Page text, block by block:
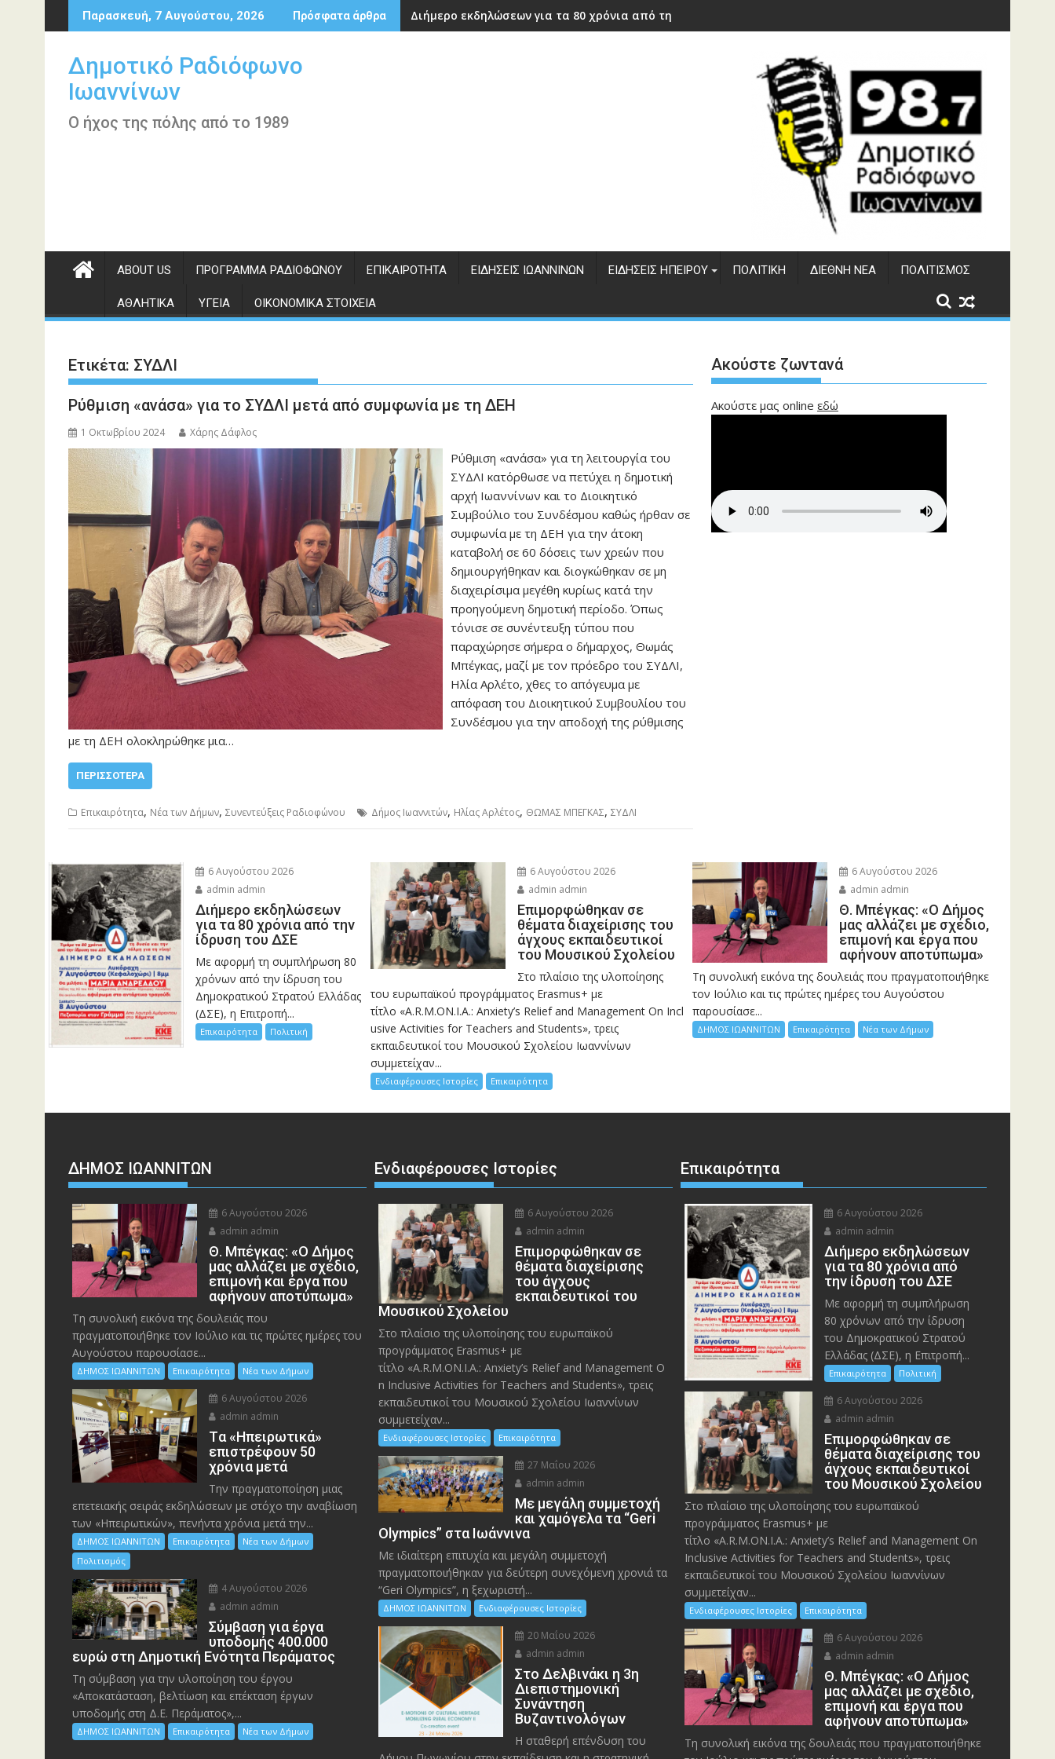
Περάστε
στο
Παρασκευή, 7 Αυγούστου, 2026 Πρόσφατα άρθρα Διήμερο εκδηλώσεων για τα 80 χρόνια από την ίδρυση του ΔΣΕ
Δημοτικό Ραδιόφωνο
Ιωαννίνων
Ο ήχος της πόλης από το 1989
ABOUT US ΠΡΌΓΡΑΜΜΑ ΡΑΔΙΟΦΏΝΟΥ ΕΠΙΚΑΙΡΌΤΗΤΑ ΕΙΔΉΣΕΙΣ ΙΩΑΝΝΊΝΩΝ ΕΙΔΉΣΕΙΣ ΗΠΕΊΡΟΥ ΠΟΛΙΤΙΚΉ ΔΙΕΘΝΉ ΝΈΑ ΠΟΛΙΤΙΣΜΌΣ
ΑΘΛΗΤΙΚΆ ΥΓΕΊΑ ΟΙΚΟΝΟΜΙΚΆ ΣΤΟΙΧΕΊΑ
Ετικέτα: ΣΥΔΛΙ
Ρύθμιση «ανάσα» για το ΣΥΔΛΙ μετά από συμφωνία με τη ΔΕΗ
1 Οκτωβρίου 2024 Χάρης Δάφλος
Ρύθμιση «ανάσα» για τη λειτουργία του
ΣΥΔΛΙ κατόρθωσε να πετύχει η δημοτική
αρχή Ιωαννίνων και το Διοικητικό
Συμβούλιο του Συνδέσμου καθώς ήρθαν σε
συμφωνία με τη ΔΕΗ για την άτοκη
καταβολή σε 60 δόσεις των χρεών που
δημιουργήθηκαν και διογκώθηκαν σε μη
διαχειρίσιμα μεγέθη κυρίως κατά την
προηγούμενη δημοτική περίοδο. Όπως
τόνισε σε συνέντευξη τύπου που
παραχώρησε σήμερα ο δήμαρχος, Θωμάς
Μπέγκας, μαζί με τον πρόεδρο του ΣΥΔΛΙ,
Ηλία Αρλέτο, χθες το απόγευμα με
απόφαση του Διοικητικού Συμβουλίου του
Συνδέσμου για την αποδοχή της ρύθμισης
με τη ΔΕΗ ολοκληρώθηκε μια…
ΠΕΡΙΣΣΌΤΕΡΑ
Επικαιρότητα, Νέα των Δήμων, Συνεντεύξεις Ραδιοφώνου Δήμος Ιωαννιτών, Ηλίας Αρλέτος, ΘΩΜΑΣ ΜΠΕΓΚΑΣ, ΣΥΔΛΙ
Ακούστε ζωντανά
Ακούστε μας online εδώ
6 Αυγούστου 2026
admin admin
Διήμερο εκδηλώσεων
για τα 80 χρόνια από την
ίδρυση του ΔΣΕ
Με αφορμή τη συμπλήρωση 80
χρόνων από την ίδρυση του
Δημοκρατικού Στρατού Ελλάδας
(ΔΣΕ), η Επιτροπή...
Επικαιρότητα Πολιτική
6 Αυγούστου 2026
admin admin
Eπιμορφώθηκαν σε
θέματα διαχείρισης του
άγχους εκπαιδευτικοί
του Μουσικού Σχολείου
Στο πλαίσιο της υλοποίησης
του ευρωπαϊκού προγράμματος Erasmus+ με
τίτλο «A.R.M.ON.I.A.: Anxiety’s Relief and Management On Incl
usive Activities for Teachers and Students», τρεις
εκπαιδευτικοί του Μουσικού Σχολείου Ιωαννίνων
συμμετείχαν...
Ενδιαφέρουσες Ιστορίες Επικαιρότητα
6 Αυγούστου 2026
admin admin
Θ. Μπέγκας: «Ο Δήμος
μας αλλάζει με σχέδιο,
επιμονή και έργα που
αφήνουν αποτύπωμα»
Τη συνολική εικόνα της δουλειάς που πραγματοποιήθηκε
τον Ιούλιο και τις πρώτες ημέρες του Αυγούστου
παρουσίασε...
ΔΗΜΟΣ ΙΩΑΝΝΙΤΩΝ Επικαιρότητα Νέα των Δήμων
ΔΗΜΟΣ ΙΩΑΝΝΙΤΩΝ
6 Αυγούστου 2026
admin admin
Θ. Μπέγκας: «Ο Δήμος
μας αλλάζει με σχέδιο,
επιμονή και έργα που
αφήνουν αποτύπωμα»
Τη συνολική εικόνα της δουλειάς που
πραγματοποιήθηκε τον Ιούλιο και τις πρώτες ημέρες του
Αυγούστου παρουσίασε...
ΔΗΜΟΣ ΙΩΑΝΝΙΤΩΝ Επικαιρότητα Νέα των Δήμων
6 Αυγούστου 2026
admin admin
Tα «Ηπειρωτικά»
επιστρέφουν 50
χρόνια μετά
Την πραγματοποίηση μιας
επετειακής σειράς εκδηλώσεων με στόχο την αναβίωση
των «Ηπειρωτικών», πενήντα χρόνια μετά την...
ΔΗΜΟΣ ΙΩΑΝΝΙΤΩΝ Επικαιρότητα
Νέα των Δήμων
Πολιτισμός
4 Αυγούστου 2026
admin admin
Σύμβαση για έργα
υποδομής 400.000
ευρώ στη Δημοτική Ενότητα Περάματος
Τη σύμβαση για την υλοποίηση του έργου
«Αποκατάσταση, βελτίωση και επέκταση έργων
υποδομής στη Δ.Ε. Περάματος»,...
ΔΗΜΟΣ ΙΩΑΝΝΙΤΩΝ Επικαιρότητα Νέα των Δήμων
Ενδιαφέρουσες Ιστορίες
6 Αυγούστου 2026
admin admin
Eπιμορφώθηκαν σε
θέματα διαχείρισης
του άγχους
εκπαιδευτικοί του
Μουσικού Σχολείου
Στο πλαίσιο της υλοποίησης του ευρωπαϊκού
προγράμματος Erasmus+ με
τίτλο «A.R.M.ON.I.A.: Anxiety’s Relief and Management O
n Inclusive Activities for Teachers and Students», τρεις
εκπαιδευτικοί του Μουσικού Σχολείου Ιωαννίνων
συμμετείχαν...
Ενδιαφέρουσες Ιστορίες Επικαιρότητα
27 Μαΐου 2026
admin admin
Με μεγάλη συμμετοχή
και χαμόγελα τα “Geri
Olympics” στα Ιωάννινα
Με ιδιαίτερη επιτυχία και μεγάλη συμμετοχή
πραγματοποιήθηκαν για δεύτερη συνεχόμενη χρονιά τα
“Geri Olympics”, η ξεχωριστή...
ΔΗΜΟΣ ΙΩΑΝΝΙΤΩΝ Ενδιαφέρουσες Ιστορίες
20 Μαΐου 2026
admin admin
Στο Δελβινάκι η 3η
Διεπιστημονική
Συνάντηση
Βυζαντινολόγων
Η σταθερή επένδυση του
Επικαιρότητα
6 Αυγούστου 2026
admin admin
Διήμερο εκδηλώσεων
για τα 80 χρόνια από
την ίδρυση του ΔΣΕ
Με αφορμή τη συμπλήρωση
80 χρόνων από την ίδρυση
του Δημοκρατικού Στρατού
Ελλάδας (ΔΣΕ), η Επιτροπή...
Επικαιρότητα Πολιτική
6 Αυγούστου 2026
admin admin
Eπιμορφώθηκαν σε
θέματα διαχείρισης του
άγχους εκπαιδευτικοί
του Μουσικού Σχολείου
Στο πλαίσιο της υλοποίησης του ευρωπαϊκού
προγράμματος Erasmus+ με
τίτλο «A.R.M.ON.I.A.: Anxiety’s Relief and Management On
Inclusive Activities for Teachers and Students», τρεις
εκπαιδευτικοί του Μουσικού Σχολείου Ιωαννίνων
συμμετείχαν...
Ενδιαφέρουσες Ιστορίες Επικαιρότητα
6 Αυγούστου 2026
admin admin
Θ. Μπέγκας: «Ο Δήμος
μας αλλάζει με σχέδιο,
επιμονή και έργα που
αφήνουν αποτύπωμα»
Τη συνολική εικόνα της δουλειάς που πραγματοποιήθηκε